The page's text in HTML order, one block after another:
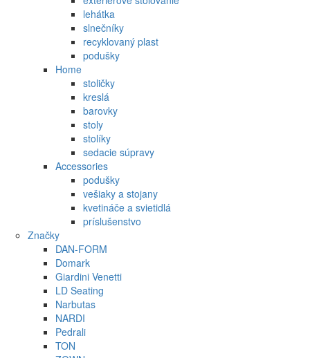
lehátka
slnečníky
recyklovaný plast
podušky
Home
stoličky
kreslá
barovky
stoly
stolíky
sedacie súpravy
Accessories
podušky
vešiaky a stojany
kvetináče a svietidlá
príslušenstvo
Značky
DAN-FORM
Domark
Giardini Venetti
LD Seating
Narbutas
NARDI
Pedrali
TON